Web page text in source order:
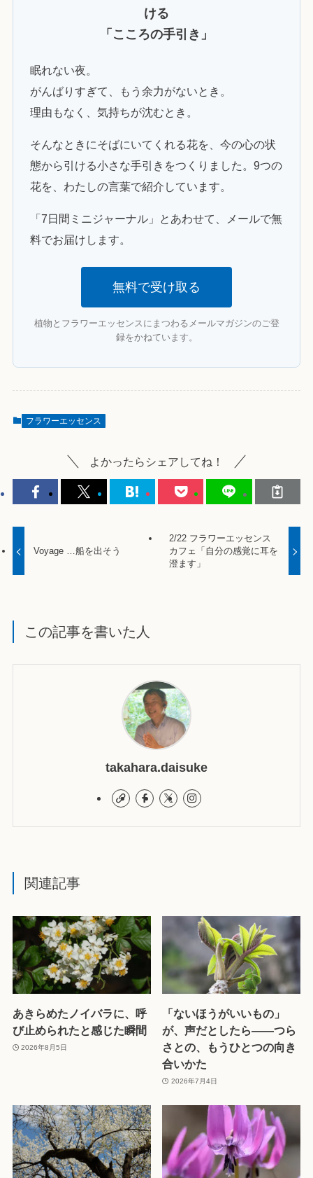
ける
「こころの手引き」
眠れない夜。
がんばりすぎて、もう余力がないとき。
理由もなく、気持ちが沈むとき。
そんなときにそばにいてくれる花を、今の心の状
態から引ける小さな手引きをつくりました。9つの
花を、わたしの言葉で紹介しています。
「7日間ミニジャーナル」とあわせて、メールで無
料でお届けします。
無料で受け取る
植物とフラワーエッセンスにまつわるメールマガジンのご登
録をかねています。
フラワーエッセンス
よかったらシェアしてね！
Voyage …船を出そう
2/22 フラワーエッセンス
カフェ「自分の感覚に耳を
澄ます」
この記事を書いた人
takahara.daisuke
関連記事
あきらめたノイバラに、呼
び止められたと感じた瞬間
2026年8月5日
「ないほうがいいもの」
が、声だとしたら——つら
さとの、もうひとつの向き
合いかた
2026年7月4日